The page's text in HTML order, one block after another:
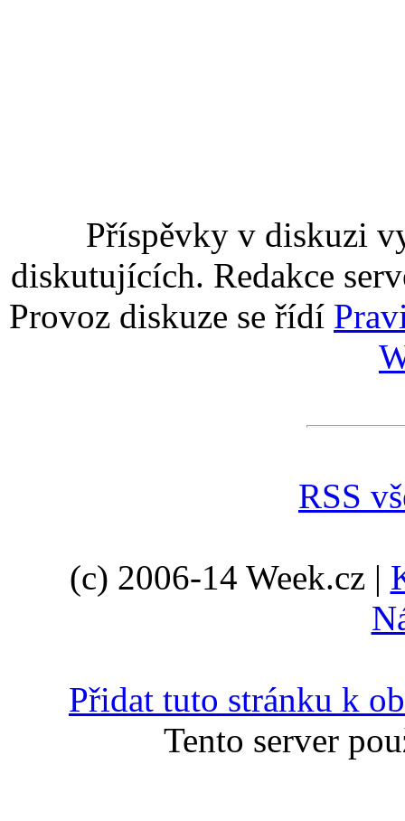
Příspěvky v diskuzi
diskutujících. Redakce
Provoz diskuze se řídí
RSS
(c) 2006-14 Week.cz |
Přidat tuto stránku k
Tento server